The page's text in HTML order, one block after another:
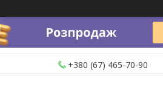
+380 (67) 465-70-90